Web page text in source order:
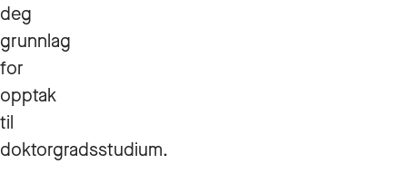
deg
grunnlag
for
opptak
til
doktorgradsstudium.